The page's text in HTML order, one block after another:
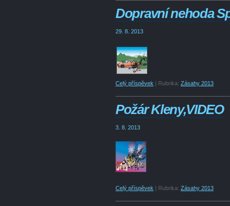
Dopravní nehoda
29. 8. 2013
Celý příspěvek | Rubrika: Zásahy 2013
Požár Kleny,VIDEO
3. 8. 2013
Celý příspěvek | Rubrika: Zásahy 2013